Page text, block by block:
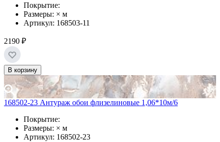
Покрытие:
Размеры: × м
Артикул: 168503-11
2190 ₽
В корзину
168502-23 Антураж обои флизелиновые 1,06*10м/6
Покрытие:
Размеры: × м
Артикул: 168502-23